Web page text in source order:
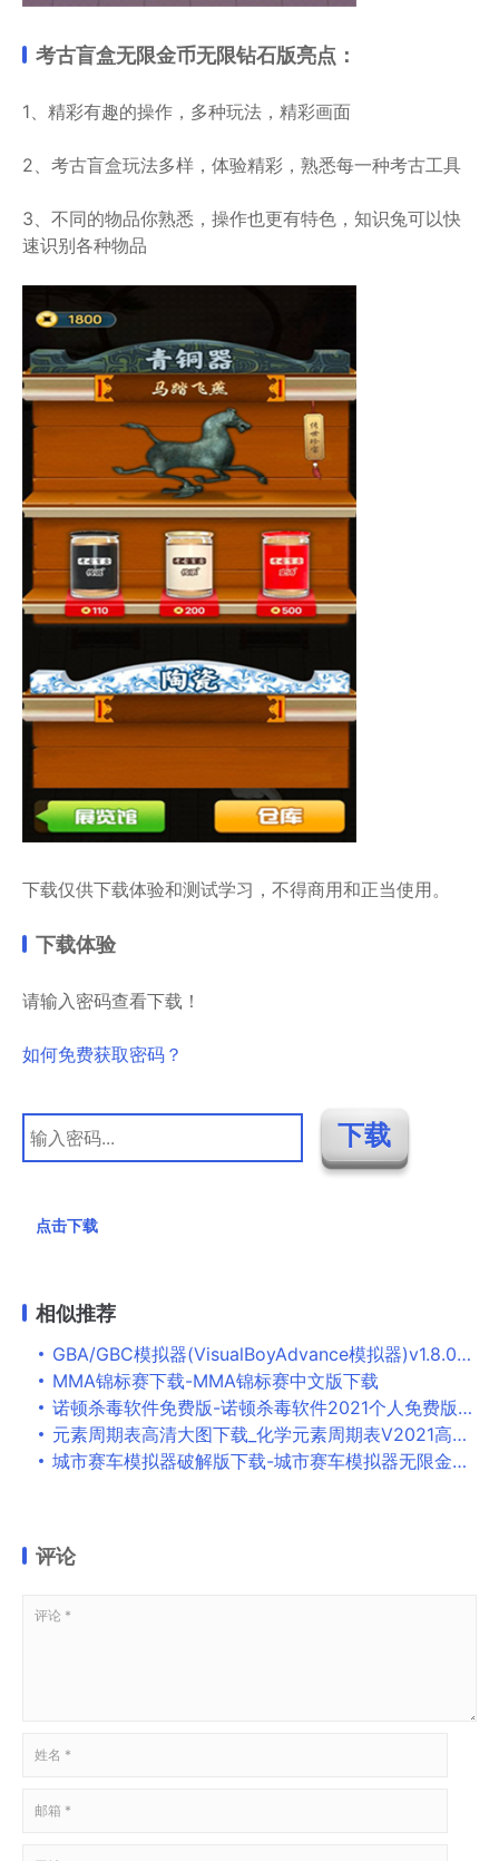
考古盲盒无限金币无限钻石版亮点：
1、精彩有趣的操作，多种玩法，精彩画面
2、考古盲盒玩法多样，体验精彩，熟悉每一种考古工具
3、不同的物品你熟悉，操作也更有特色，知识兔可以快
速识别各种物品
下载仅供下载体验和测试学习，不得商用和正当使用。
下载体验
请输入密码查看下载！
如何免费获取密码？
点击下载
相似推荐
GBA/GBC模拟器(VisualBoyAdvance模拟器)v1.8.0汉化版下载
MMA锦标赛下载-MMA锦标赛中文版下载
诺顿杀毒软件免费版-诺顿杀毒软件2021个人免费版下载
元素周期表高清大图下载_化学元素周期表V2021高清版下载
城市赛车模拟器破解版下载-城市赛车模拟器无限金币版下载v9.5.3最新破解版
评论